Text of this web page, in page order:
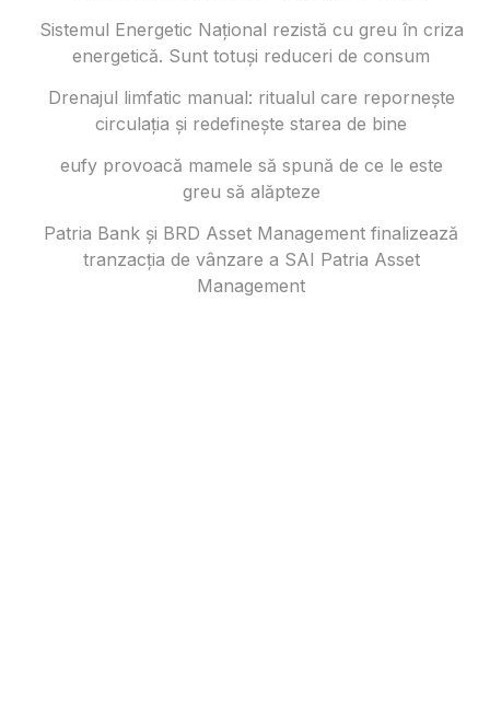
Sistemul Energetic Național rezistă cu greu în criza
energetică. Sunt totuși reduceri de consum
Drenajul limfatic manual: ritualul care repornește
circulația și redefinește starea de bine
eufy provoacă mamele să spună de ce le este
greu să alăpteze
Patria Bank și BRD Asset Management finalizează
tranzacția de vânzare a SAI Patria Asset
Management